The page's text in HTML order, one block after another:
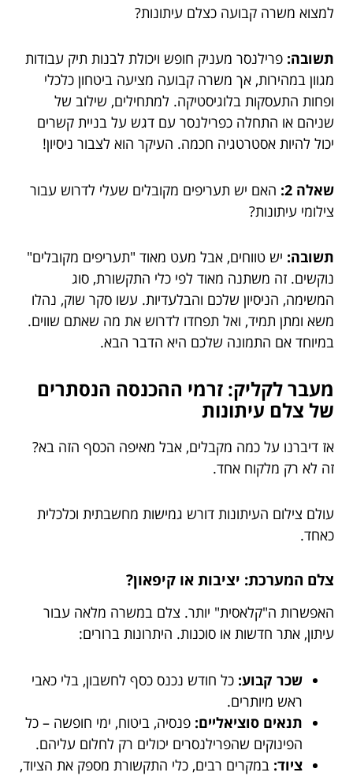
למצוא משרה קבועה כצלם עיתונות?
תשובה: פרילנסר מעניק חופש ויכולת לבנות תיק עבודות
מגוון במהירות, אך משרה קבועה מציעה ביטחון כלכלי
ופחות התעסקות בלוגיסטיקה. למתחילים, שילוב של
שניהם או התחלה כפרילנסר עם דגש על בניית קשרים
יכול להיות אסטרטגיה חכמה. העיקר הוא לצבור ניסיון!
שאלה 2:
האם יש תעריפים מקובלים שעלי לדרוש עבור
צילומי עיתונות?
תשובה: יש טווחים, אבל מעט מאוד "תעריפים מקובלים"
נוקשים. זה משתנה מאוד לפי כלי התקשורת, סוג
המשימה, הניסיון שלכם והבלעדיות. עשו סקר שוק, נהלו
משא ומתן תמיד, ואל תפחדו לדרוש את מה שאתם שווים.
במיוחד אם התמונה שלכם היא הדבר הבא.
מעבר לקליק: זרמי ההכנסה הנסתרים
של צלם עיתונות
אז דיברנו על כמה מקבלים, אבל מאיפה הכסף הזה בא?
זה לא רק מלקוח אחד.
עולם צילום העיתונות דורש גמישות מחשבתית וכלכלית
כאחד.
צלם המערכת: יציבות או קיפאון?
האפשרות ה"קלאסית" יותר. צלם במשרה מלאה עבור
עיתון, אתר חדשות או סוכנות. היתרונות ברורים:
שכר קבוע: כל חודש נכנס כסף לחשבון, בלי כאבי
ראש מיותרים.
תנאים סוציאליים: פנסיה, ביטוח, ימי חופשה – כל
הפינוקים שהפרילנסרים יכולים רק לחלום עליהם.
ציוד: במקרים רבים, כלי התקשורת מספק את הציוד,